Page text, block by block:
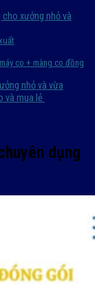
xưởng nhỏ và
co + màng co đồng
nhỏ và vừa
và mua lẻ
dụng